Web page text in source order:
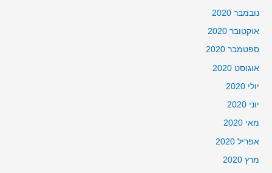
נובמבר 2020
אוקטובר 2020
ספטמבר 2020
אוגוסט 2020
יולי 2020
יוני 2020
מאי 2020
אפריל 2020
מרץ 2020